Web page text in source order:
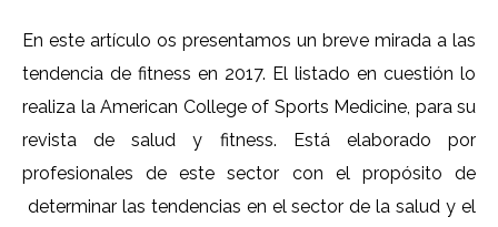
En este artículo os presentamos un breve mirada a las
tendencia de fitness en 2017. El listado en cuestión lo
realiza la American College of Sports Medicine, para su
revista de salud y fitness. Está elaborado por
profesionales de este sector con el propósito de
determinar las tendencias en el sector de la salud y el